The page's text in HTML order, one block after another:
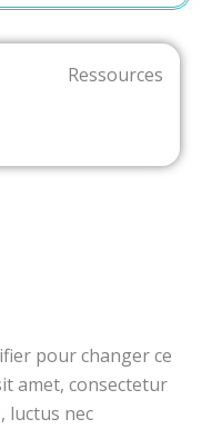
Ressources
pour changer ce
amet, consectetur
luctus nec